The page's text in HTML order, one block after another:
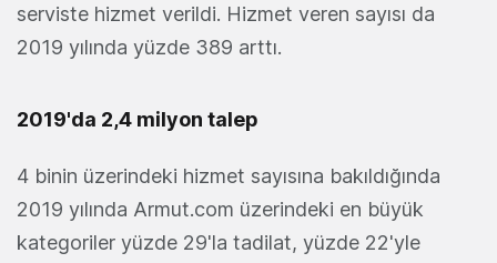
serviste hizmet verildi. Hizmet veren sayısı da
2019 yılında yüzde 389 arttı.
2019'da 2,4 milyon talep
4 binin üzerindeki hizmet sayısına bakıldığında
2019 yılında Armut.com üzerindeki en büyük
kategoriler yüzde 29'la tadilat, yüzde 22'yle